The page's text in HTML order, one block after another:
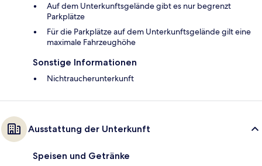
Auf dem Unterkunftsgelände gibt es nur begrenzt
Parkplätze
Für die Parkplätze auf dem Unterkunftsgelände gilt eine
maximale Fahrzeughöhe
Sonstige Informationen
Nichtraucherunterkunft
Ausstattung der Unterkunft
Speisen und Getränke